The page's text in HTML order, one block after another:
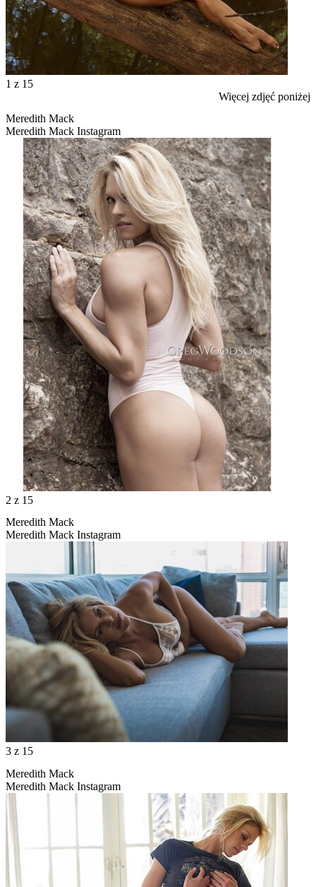
1 z 15
Więcej zdjęć poniżej
Meredith Mack
Meredith Mack Instagram
2 z 15
Meredith Mack
Meredith Mack Instagram
3 z 15
Meredith Mack
Meredith Mack Instagram